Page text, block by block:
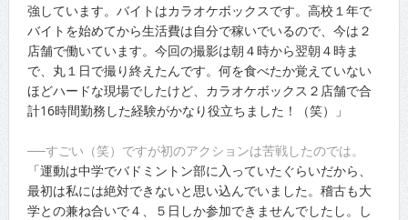
強しています。バイトはカラオケボックスです。高校１年で
バイトを始めてから生活費は自分で稼いでいるので、今は２
店舗で働いています。今回の撮影は朝４時から翌朝４時ま
で、丸１日で撮り終えたんです。何を食べたか覚えていない
ほどハードな現場でしたけど、カラオケボックス２店舗で合
計16時間勤務した経験がかなり役立ちました！（笑）」
──すごい（笑）ですが初のアクションは苦戦したのでは。
「運動は中学でバドミントン部に入っていたぐらいだから、
最初は私には絶対できないと思い込んでいました。稽古も大
学との兼ね合いで４、５日しか参加できませんでしたし。し